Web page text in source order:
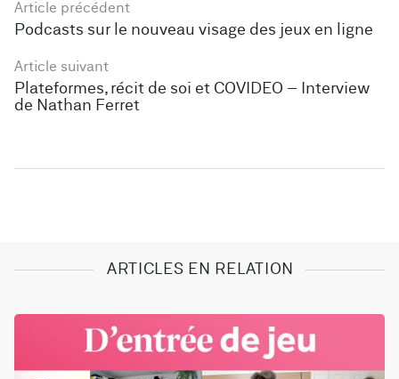
Article précédent
Podcasts sur le nouveau visage des jeux en ligne
Article suivant
Plateformes, récit de soi et COVIDEO – Interview
de Nathan Ferret
ARTICLES EN RELATION